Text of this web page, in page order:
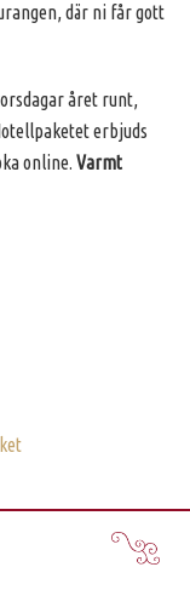
där ni får gott
året runt,
erbjuds
online. Varmt